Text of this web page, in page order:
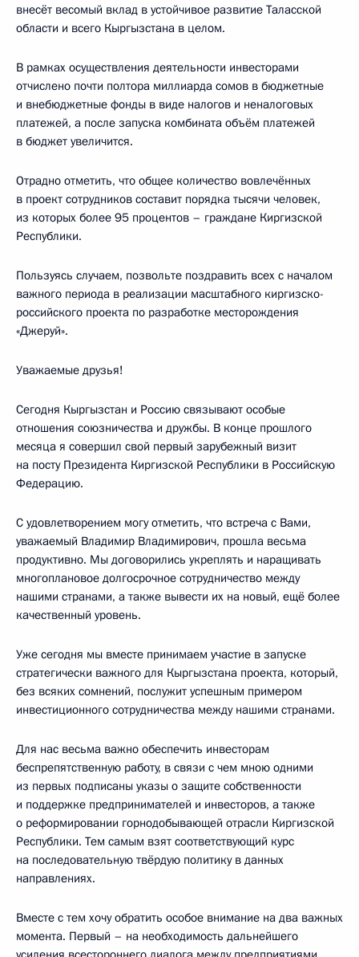
внесёт весомый вклад в устойчивое развитие Таласской
области и всего Кыргызстана в целом.
В рамках осуществления деятельности инвесторами
отчислено почти полтора миллиарда сомов в бюджетные
и внебюджетные фонды в виде налогов и неналоговых
платежей, а после запуска комбината объём платежей
в бюджет увеличится.
Отрадно отметить, что общее количество вовлечённых
в проект сотрудников составит порядка тысячи человек,
из которых более 95 процентов – граждане Киргизской
Республики.
Пользуясь случаем, позвольте поздравить всех с началом
важного периода в реализации масштабного киргизско-
российского проекта по разработке месторождения
«Джеруй».
Уважаемые друзья!
Сегодня Кыргызстан и Россию связывают особые
отношения союзничества и дружбы. В конце прошлого
месяца я совершил свой первый зарубежный визит
на посту Президента Киргизской Республики в Российскую
Федерацию.
С удовлетворением могу отметить, что встреча с Вами,
уважаемый Владимир Владимирович, прошла весьма
продуктивно. Мы договорились укреплять и наращивать
многоплановое долгосрочное сотрудничество между
нашими странами, а также вывести их на новый, ещё более
качественный уровень.
Уже сегодня мы вместе принимаем участие в запуске
стратегически важного для Кыргызстана проекта, который,
без всяких сомнений, послужит успешным примером
инвестиционного сотрудничества между нашими странами.
Для нас весьма важно обеспечить инвесторам
беспрепятственную работу, в связи с чем мною одними
из первых подписаны указы о защите собственности
и поддержке предпринимателей и инвесторов, а также
о реформировании горнодобывающей отрасли Киргизской
Республики. Тем самым взят соответствующий курс
на последовательную твёрдую политику в данных
направлениях.
Вместе с тем хочу обратить особое внимание на два важных
момента. Первый – на необходимость дальнейшего